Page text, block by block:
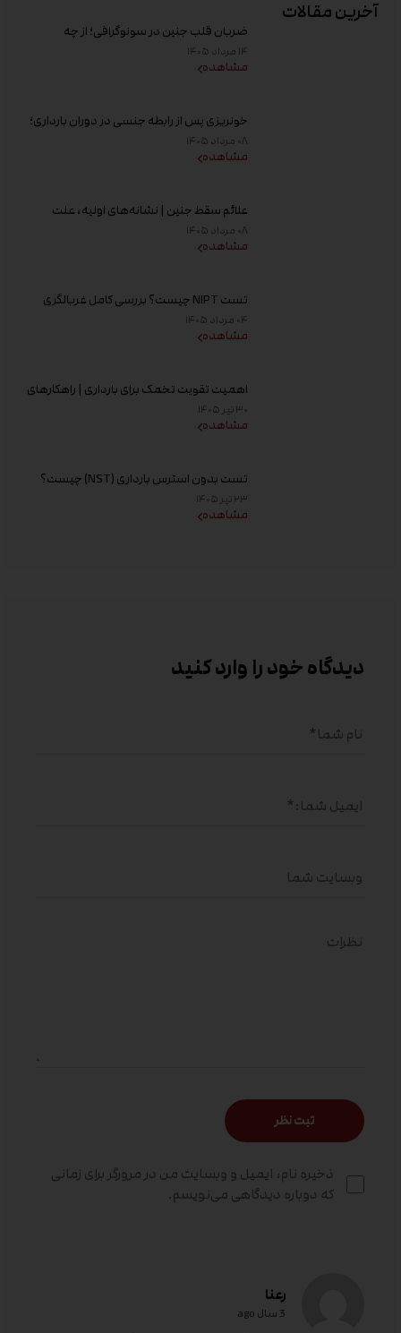
آخرین مقالات
ضربان قلب جنین در سونوگرافی؛ از چه
هفته‌ای دیده می‌شود؟
۱۴ مرداد ۱۴۰۵
مشاهده
خونریزی پس از رابطه جنسی در دوران بارداری؛
علت و زمان مراجعه به پزشک
۰۸ مرداد ۱۴۰۵
مشاهده
علائم سقط جنین | نشانه‌های اولیه، علت
خونریزی، عوامل خطر و زمان مراجعه به پزشک
۰۸ مرداد ۱۴۰۵
مشاهده
تست NIPT چیست؟ بررسی کامل غربالگری
غیر تهاجمی پیش از تولد، زمان انجام و تفسیر
جواب
۰۴ مرداد ۱۴۰۵
مشاهده
اهمیت تقویت تخمک برای بارداری | راهکارهای
افزایش کیفیت تخمک و شانس باروری
۳۰ تیر ۱۴۰۵
مشاهده
تست بدون استرس بارداری (NST) چیست؟
زمان انجام و تفسیر نتیجه
۲۳ تیر ۱۴۰۵
مشاهده
دیدگاه خود را وارد کنید
ذخیره نام، ایمیل و وبسایت من در مرورگر برای زمانی
که دوباره دیدگاهی می‌نویسم.
رعنا
3 سال ago